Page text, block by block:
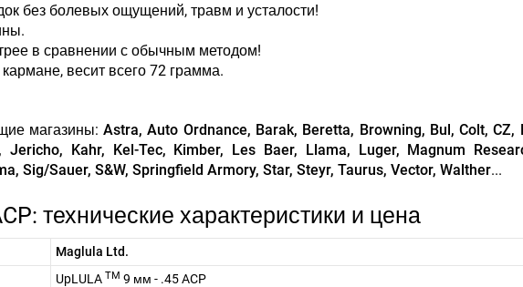
без болевых ощущений, травм и усталости!
в сравнении с обычным методом!
весит всего 72 грамма.
магазины:Astra, Auto Ordnance, Barak, Beretta, Browning, Bul, Colt, CZ,
Jericho, Kahr, Kel-Tec, Kimber, Les Baer, Llama, Luger, Magnum
Sig/Sauer, S&W, Springfield Armory, Star, Steyr, Taurus, Vector, Walther...
технические характеристики и цена
Maglula Ltd.
UpLULA TM 9 мм - .45 ACP